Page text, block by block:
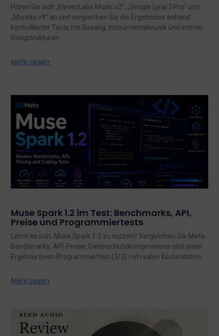
Hören Sie sich „ElevenLabs Music v2“, „Google Lyria 3 Pro“ und
„Mureka v9“ an und vergleichen Sie die Ergebnisse anhand
kontrollierter Tests mit Gesang, Instrumentalmusik und echten
Songstrukturen.
Mehr Lesen
Muse Spark 1.2 im Test: Benchmarks, API,
Preise und Programmiertests
Lohnt es sich, Muse Spark 1.2 zu nutzen? Vergleichen Sie Meta-
Benchmarks, API-Preise, Datenschutzkompromisse und unser
Ergebnis beim Programmiertest (3/3) mit realen Kostendaten.
Mehr Lesen